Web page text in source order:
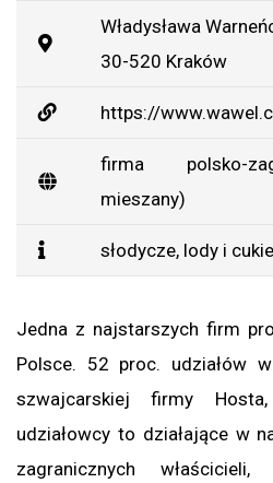
Władysława
30-520 Kraków
https://
firma polsko-
mieszany)
słodycze, lody i
Jedna z najstarszych firm
Polsce. 52 proc. udziałów
szwajcarskiej firmy
udziałowcy to działające w
zagranicznych właścicieli,